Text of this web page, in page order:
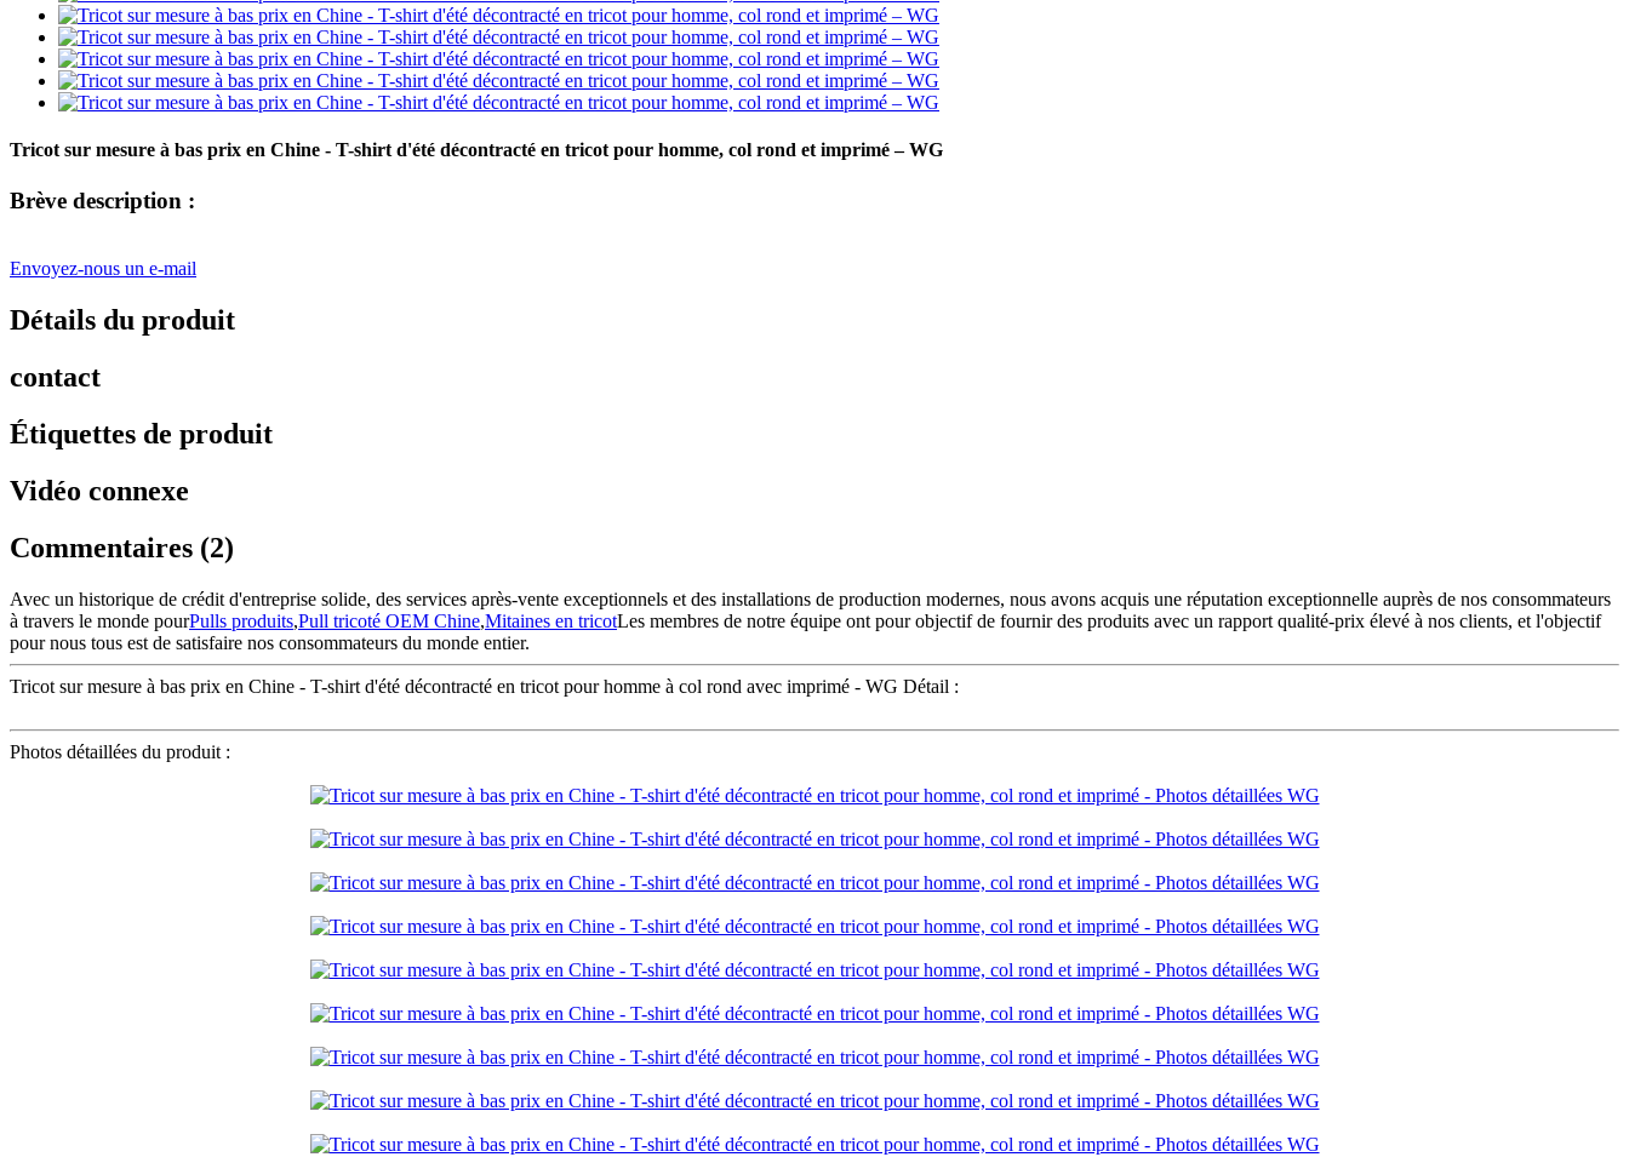
Tricot sur mesure à bas prix en Chine - T-shirt d'été décontracté en tricot pour homme, col rond et imprimé – WG
Brève description :
Envoyez-nous un e-mail
Détails du produit
contact
Étiquettes de produit
Vidéo connexe
Commentaires (2)
Avec un historique de crédit d'entreprise solide, des services après-vente exceptionnels et des installations de production modernes, nous avons acquis une réputation exceptionnelle auprès de nos consommateurs
à travers le monde pourPulls produits,Pull tricoté OEM Chine,Mitaines en tricotLes membres de notre équipe ont pour objectif de fournir des produits avec un rapport qualité-prix élevé à nos clients, et l'objectif
pour nous tous est de satisfaire nos consommateurs du monde entier.
Tricot sur mesure à bas prix en Chine - T-shirt d'été décontracté en tricot pour homme à col rond avec imprimé - WG Détail :
Photos détaillées du produit :